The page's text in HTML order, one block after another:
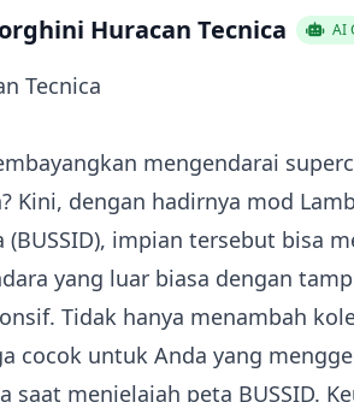
Huracan Tecnica AI
Tecnica
mengendarai
Kini, dengan hadirnya mod
impian tersebut bisa
yang luar biasa dengan
Tidak hanya menambah
cocok untuk Anda yang
saat menjelajah peta BUSSID.